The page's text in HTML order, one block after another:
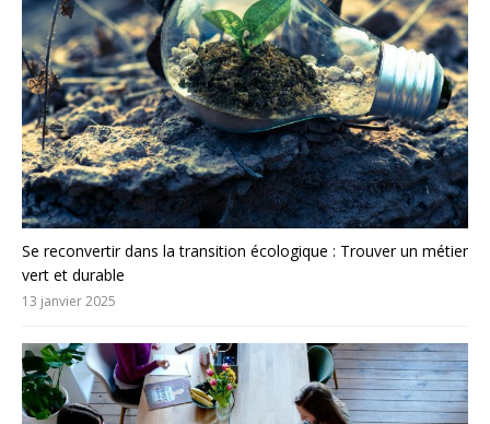
Se reconvertir dans la transition écologique : Trouver un métier
vert et durable
13 janvier 2025